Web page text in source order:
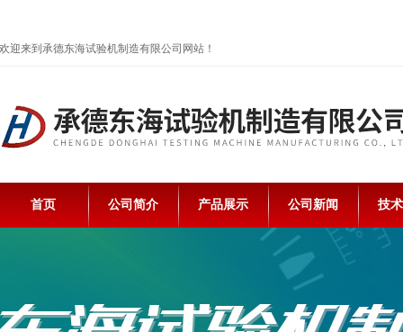
欢迎来到承德东海试验机制造有限公司网站！
首页 公司简介 产品展示 公司新闻 技